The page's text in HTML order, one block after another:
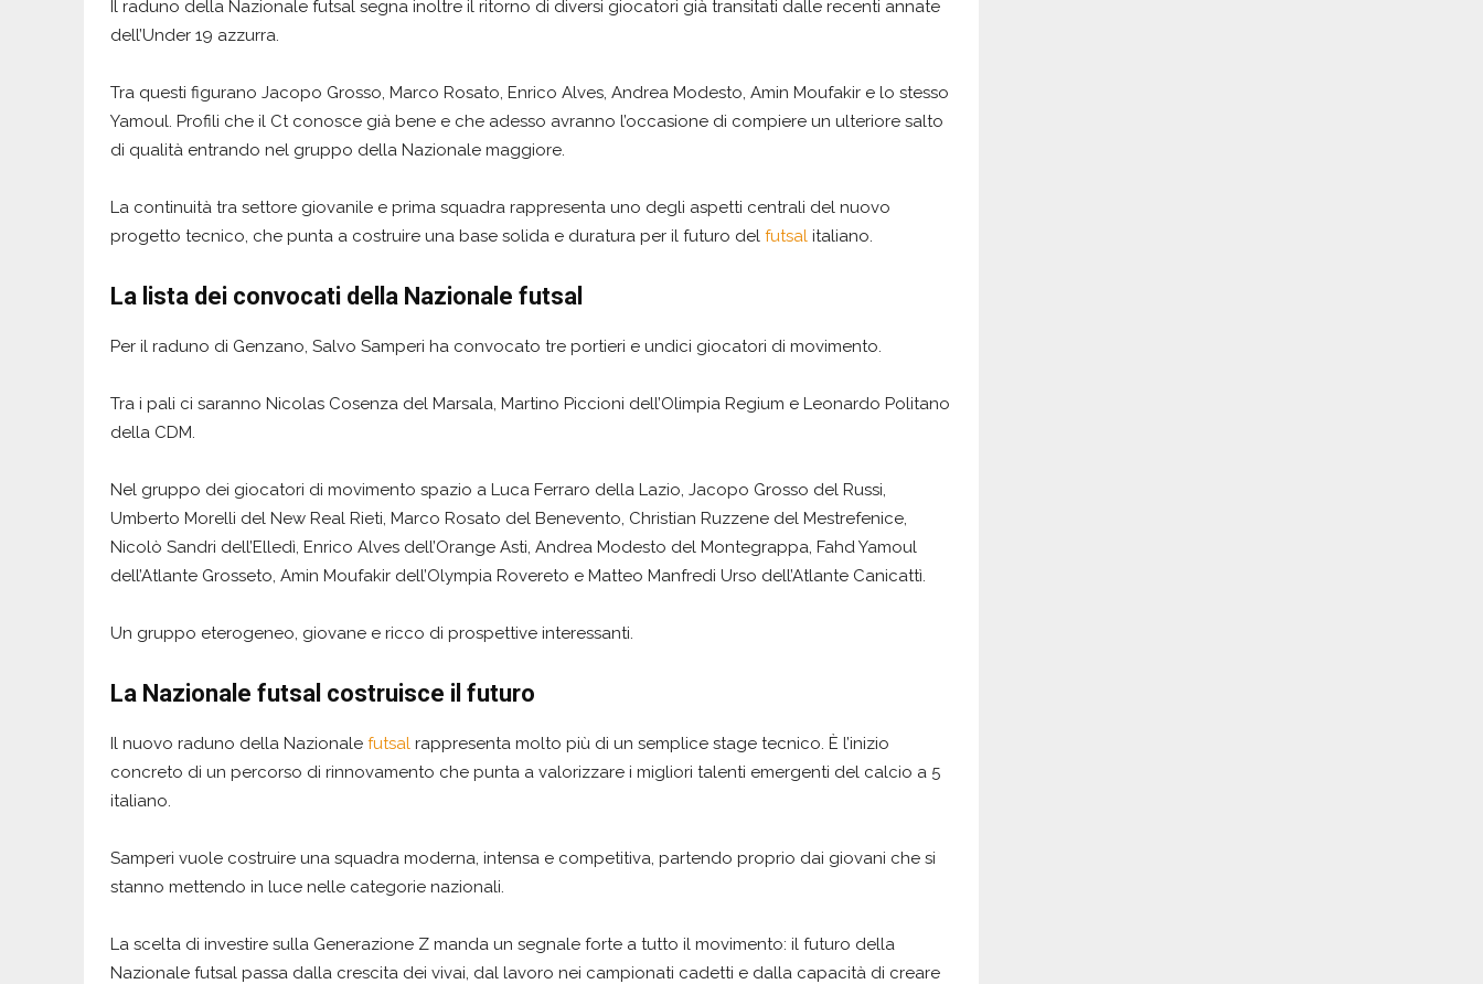
Il raduno della Nazionale futsal segna inoltre il ritorno di diversi giocatori già transitati dalle recenti annate
dell’Under 19 azzurra.
Tra questi figurano Jacopo Grosso, Marco Rosato, Enrico Alves, Andrea Modesto, Amin Moufakir e lo stesso
Yamoul. Profili che il Ct conosce già bene e che adesso avranno l’occasione di compiere un ulteriore salto
di qualità entrando nel gruppo della Nazionale maggiore.
La continuità tra settore giovanile e prima squadra rappresenta uno degli aspetti centrali del nuovo
progetto tecnico, che punta a costruire una base solida e duratura per il futuro del futsal italiano.
La lista dei convocati della Nazionale futsal
Per il raduno di Genzano, Salvo Samperi ha convocato tre portieri e undici giocatori di movimento.
Tra i pali ci saranno Nicolas Cosenza del Marsala, Martino Piccioni dell’Olimpia Regium e Leonardo Politano
della CDM.
Nel gruppo dei giocatori di movimento spazio a Luca Ferraro della Lazio, Jacopo Grosso del Russi,
Umberto Morelli del New Real Rieti, Marco Rosato del Benevento, Christian Ruzzene del Mestrefenice,
Nicolò Sandri dell’Elledì, Enrico Alves dell’Orange Asti, Andrea Modesto del Montegrappa, Fahd Yamoul
dell’Atlante Grosseto, Amin Moufakir dell’Olympia Rovereto e Matteo Manfredi Urso dell’Atlante Canicattì.
Un gruppo eterogeneo, giovane e ricco di prospettive interessanti.
La Nazionale futsal costruisce il futuro
Il nuovo raduno della Nazionale futsal rappresenta molto più di un semplice stage tecnico. È l’inizio
concreto di un percorso di rinnovamento che punta a valorizzare i migliori talenti emergenti del calcio a 5
italiano.
Samperi vuole costruire una squadra moderna, intensa e competitiva, partendo proprio dai giovani che si
stanno mettendo in luce nelle categorie nazionali.
La scelta di investire sulla Generazione Z manda un segnale forte a tutto il movimento: il futuro della
Nazionale futsal passa dalla crescita dei vivai, dal lavoro nei campionati cadetti e dalla capacità di creare